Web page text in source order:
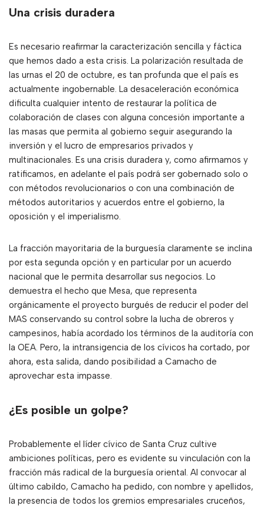
Una crisis duradera
Es necesario reafirmar la caracterización sencilla y fáctica
que hemos dado a esta crisis. La polarización resultada de
las urnas el 20 de octubre, es tan profunda que el país es
actualmente ingobernable. La desaceleración económica
dificulta cualquier intento de restaurar la política de
colaboración de clases con alguna concesión importante a
las masas que permita al gobierno seguir asegurando la
inversión y el lucro de empresarios privados y
multinacionales. Es una crisis duradera y, como afirmamos y
ratificamos, en adelante el país podrá ser gobernado solo o
con métodos revolucionarios o con una combinación de
métodos autoritarios y acuerdos entre el gobierno, la
oposición y el imperialismo.
La fracción mayoritaria de la burguesía claramente se inclina
por esta segunda opción y en particular por un acuerdo
nacional que le permita desarrollar sus negocios. Lo
demuestra el hecho que Mesa, que representa
orgánicamente el proyecto burgués de reducir el poder del
MAS conservando su control sobre la lucha de obreros y
campesinos, había acordado los términos de la auditoría con
la OEA. Pero, la intransigencia de los cívicos ha cortado, por
ahora, esta salida, dando posibilidad a Camacho de
aprovechar esta impasse.
¿Es posible un golpe?
Probablemente el líder cívico de Santa Cruz cultive
ambiciones políticas, pero es evidente su vinculación con la
fracción más radical de la burguesía oriental. Al convocar al
último cabildo, Camacho ha pedido, con nombre y apellidos,
la presencia de todos los gremios empresariales cruceños,